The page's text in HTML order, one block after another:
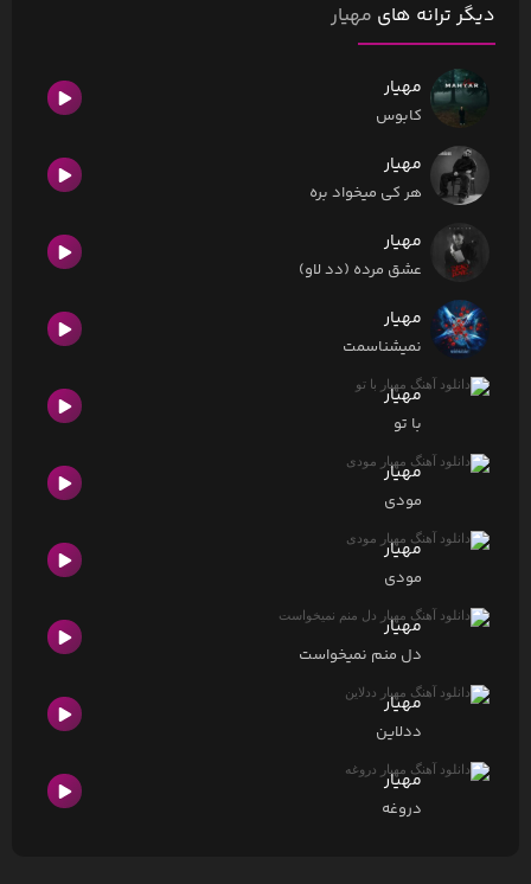
دیگر ترانه های مهیار
مهیار
کابوس
مهیار
هر کی میخواد بره
مهیار
عشق مرده (دد لاو)
مهیار
نمیشناسمت
مهیار
با تو
مهیار
مودی
مهیار
مودی
مهیار
دل منم نمیخواست
مهیار
ددلاین
مهیار
دروغه